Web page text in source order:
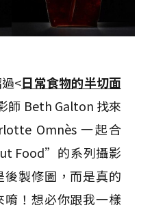
<日常食物的半切面
師 Beth Galton 找來
Omnès 一起合
Food”的系列攝影
製修圖，而是真的
！想必你跟我一樣